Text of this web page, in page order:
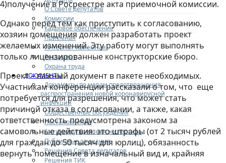
О Совете депутатов
Комиссии
Кадровое обеспечение
Приемная
Интернет-приемная
Регламент
Охрана труда
ДОКУМЕНТЫ
Документы по мерам предотвращения
распространения новой коронавирусной
инфекции
Общественные обсуждения
Постановления
Антикоррупционная экспертиза
Публичные слушания
Решения Совета депутатов
Решения ТИК
4)получение в Росреестре акта приемочной комиссии.
Однако перед тем как приступить к согласованию,
хозяин помещения должен разработать проект
желаемых изменений. Эту работу могут выполнять
только лицензированные конструкторские бюро.
Проект – важный документ в пакете необходимых.
Участникам конференции рассказали о том, что еще
потребуется для разрешения, что может стать
причиной отказа в согласовании, а также, какая
ответственность предусмотрена законом за
самовольные действия: это штрафы (от 2 тысяч рублей
для граждан до 50 тысяч для юрлиц), обязанность
вернуть помещение в изначальный вид и, крайняя